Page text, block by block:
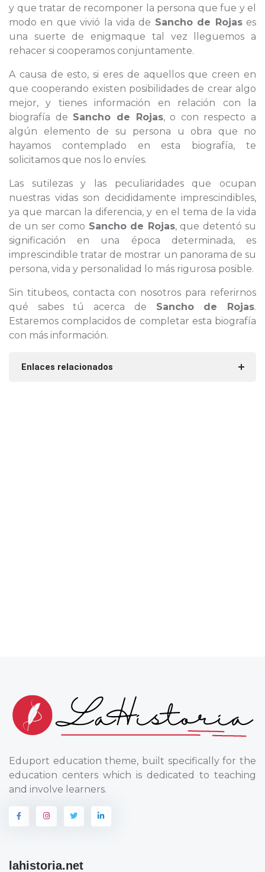
y que tratar de recomponer la persona que fue y el
modo en que vivió la vida de Sancho de Rojases
una suerte de enigmaque tal vez lleguemos a
rehacer si cooperamos conjuntamente.
A causa de esto, si eres de aquellos que creen en
que cooperando existen posibilidades de crear algo
mejor, y tienes información en relación con la
biografía de Sancho de Rojas, o con respecto a
algún elemento de su persona u obra que no
hayamos contemplado en esta biografía, te
solicitamos que nos lo envíes.
Las sutilezas y las peculiaridades que ocupan
nuestras vidas son decididamente imprescindibles,
ya que marcan la diferencia, y en el tema de la vida
de un ser como Sancho de Rojas, que detentó su
significación en una época determinada, es
imprescindible tratar de mostrar un panorama de su
persona, vida y personalidad lo más rigurosa posible.
Sin titubeos, contacta con nosotros para referirnos
qué sabes tú acerca de Sancho de Rojas.
Estaremos complacidos de completar esta biografía
con más información.
Enlaces relacionados
Eduport education theme, built specifically for the
education centers which is dedicated to teaching
and involve learners.
lahistoria.net